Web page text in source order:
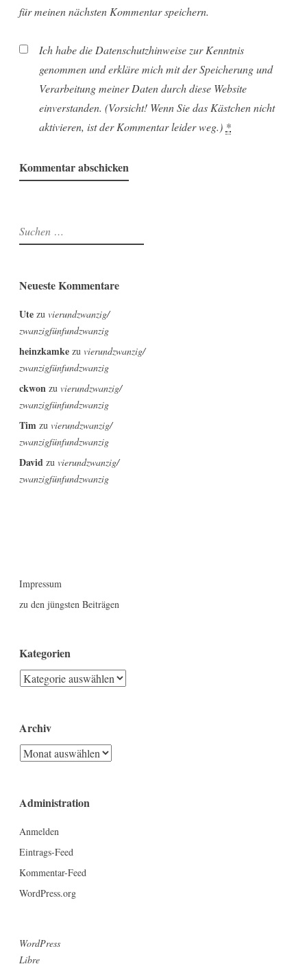
für meinen nächsten Kommentar speichern.
Ich habe die Datenschutzhinweise zur Kenntnis
genommen und erkläre mich mit der Speicherung und
Verarbeitung meiner Daten durch diese Website
einverstanden. (Vorsicht! Wenn Sie das Kästchen nicht
aktivieren, ist der Kommentar leider weg.) *
Suchen
nach:
Neueste Kommentare
Ute zu vierundzwanzig/
zwanzigfünfundzwanzig
heinzkamke zu vierundzwanzig/
zwanzigfünfundzwanzig
ckwon zu vierundzwanzig/
zwanzigfünfundzwanzig
Tim zu vierundzwanzig/
zwanzigfünfundzwanzig
David zu vierundzwanzig/
zwanzigfünfundzwanzig
Impressum
zu den jüngsten Beiträgen
Kategorien
Kategorien
Archiv
Archiv
Administration
Anmelden
Eintrags-Feed
Kommentar-Feed
WordPress.org
WordPress
Libre